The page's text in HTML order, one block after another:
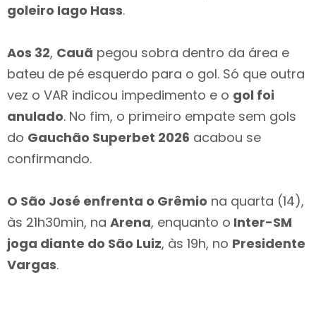
goleiro Iago Hass.
Aos 32, Cauã pegou sobra dentro da área e
bateu de pé esquerdo para o gol. Só que outra
vez o VAR indicou impedimento e o gol foi
anulado. No fim, o primeiro empate sem gols
do Gauchão Superbet 2026 acabou se
confirmando.
O São José enfrenta o Grêmio na quarta (14),
às 21h30min, na Arena, enquanto o Inter-SM
joga diante do São Luiz, às 19h, no Presidente
Vargas.